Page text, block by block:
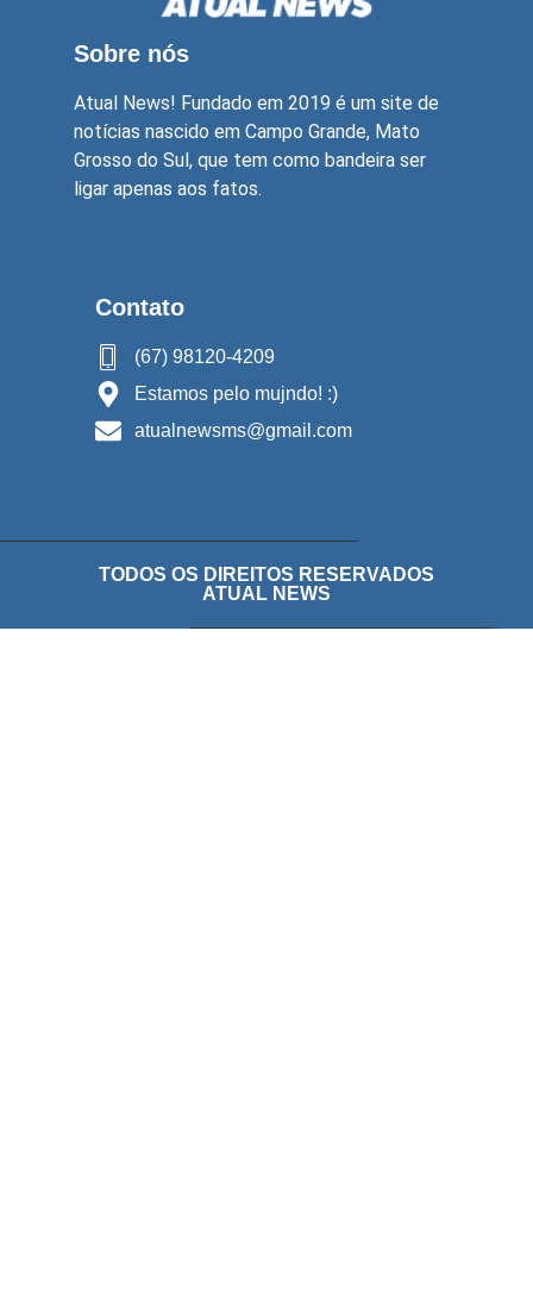
Sobre nós
Atual News! Fundado em 2019 é um site de
notícias nascido em Campo Grande, Mato
Grosso do Sul, que tem como bandeira ser
ligar apenas aos fatos.
Contato
(67) 98120-4209
Estamos pelo mujndo! :)
atualnewsms@gmail.com
TODOS OS DIREITOS RESERVADOS
ATUAL NEWS